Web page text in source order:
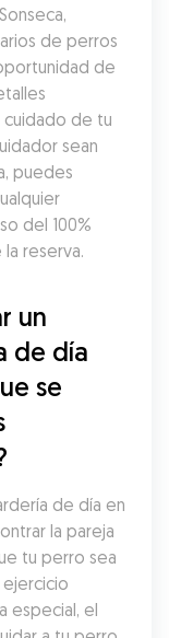
de perros
de
de tu
sean
puedes
del 100%
reserva.
un
de día
se
de día en
la pareja
tu perro sea
especial, el